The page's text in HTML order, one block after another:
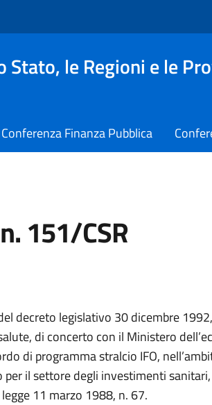
le Regioni e le
Conferenza Finanza Pubblica
151/CSR
decreto legislativo 30 dicembre
di concerto con il Ministero
di programma stralcio IFO,
per il settore degli investimenti
11 marzo 1988, n. 67.